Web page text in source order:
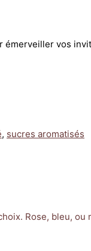
émerveiller vos
, sucres aromatisés
Rose, bleu, ou